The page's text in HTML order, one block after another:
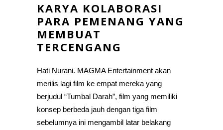
KARYA KOLABORASI
PARA PEMENANG YANG
MEMBUAT
TERCENGANG
Hati Nurani. MAGMA Entertainment akan
merilis lagi film ke empat mereka yang
berjudul “Tumbal Darah”, film yang memiliki
konsep berbeda jauh dengan tiga film
sebelumnya ini mengambil latar belakang